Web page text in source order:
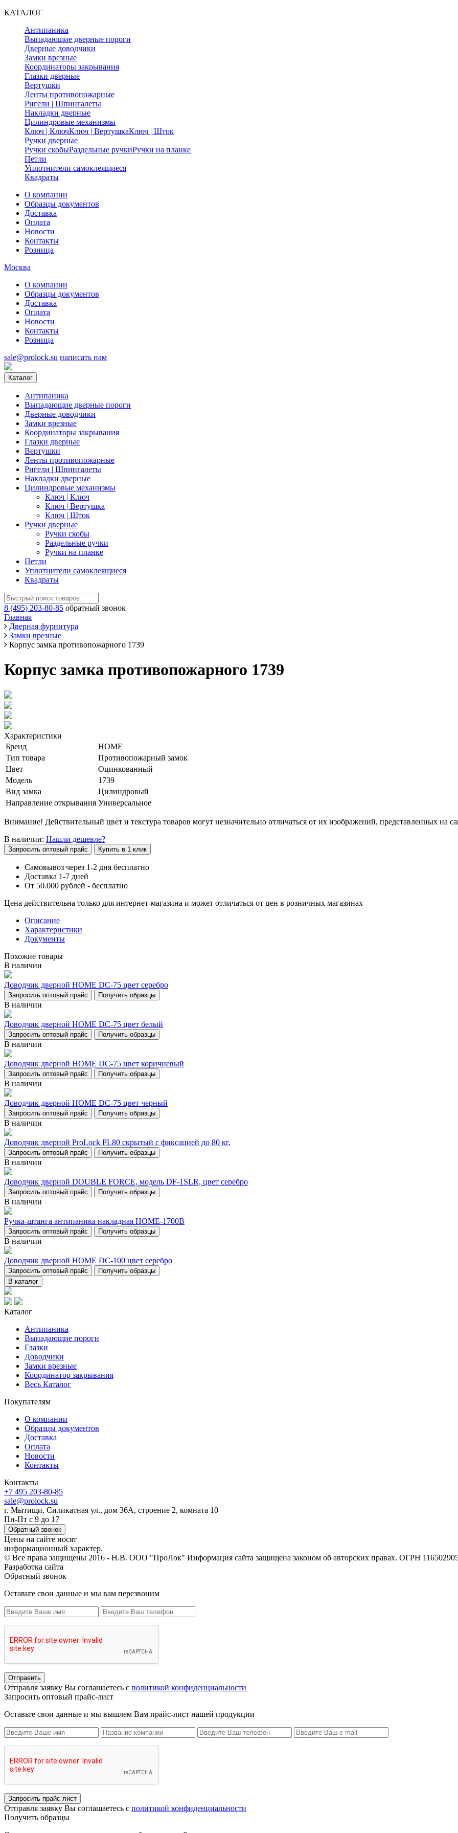
КАТАЛОГ
Антипаника
Выпадающие дверные пороги
Дверные доводчики
Замки врезные
Координаторы закрывания
Глазки дверные
Вертушки
Ленты противопожарные
Ригели | Шпингалеты
Накладки дверные
Цилиндровые механизмы
Ключ | КлючКлюч | ВертушкаКлюч | Шток
Ручки дверные
Ручки скобыРаздельные ручкиРучки на планке
Петли
Уплотнители самоклеящиеся
Квадраты
О компании
Образцы документов
Доставка
Оплата
Новости
Контакты
Розница
Москва
О компании
Образцы документов
Доставка
Оплата
Новости
Контакты
Розница
sale@prolock.su написать нам
Каталог
Антипаника
Выпадающие дверные пороги
Дверные доводчики
Замки врезные
Координаторы закрывания
Глазки дверные
Вертушки
Ленты противопожарные
Ригели | Шпингалеты
Накладки дверные
Цилиндровые механизмы
Ключ | Ключ
Ключ | Вертушка
Ключ | Шток
Ручки дверные
Ручки скобы
Раздельные ручки
Ручки на планке
Петли
Уплотнители самоклеящиеся
Квадраты
8 (495) 203-80-85 обратный звонок
Главная
Дверная фурнитура
Замки врезные
Корпус замка противопожарного 1739
Корпус замка противопожарного 1739
Характеристики
Бренд
HOME
Тип товара
Противопожарный замок
Цвет
Оцинкованный
Модель
1739
Вид замка
Цилиндровый
Направление открывания Универсальное
Внимание! Действительный цвет и текстура товаров могут незначительно отличаться от их изображений, представленных на
В наличии: Нашли дешевле?
Запросить оптовый прайс Купить в 1 клик
Самовывоз через 1-2 дня бесплатно
Доставка 1-7 дней
От 50.000 рублей - бесплатно
Цена действительна только для интернет-магазина и может отличаться от цен в розничных магазинах
Описание
Характеристики
Документы
Похожие товары
В наличии
Доводчик дверной НОМЕ DC-75 цвет серебро
Запросить оптовый прайс Получить образцы
В наличии
Доводчик дверной НОМЕ DC-75 цвет белый
Запросить оптовый прайс Получить образцы
В наличии
Доводчик дверной НОМЕ DC-75 цвет коричневый
Запросить оптовый прайс Получить образцы
В наличии
Доводчик дверной НОМЕ DC-75 цвет черный
Запросить оптовый прайс Получить образцы
В наличии
Доводчик дверной ProLock PL80 скрытый с фиксацией до 80 кг.
Запросить оптовый прайс Получить образцы
В наличии
Доводчик дверной DOUBLE FORCE, модель DF-1SLR, цвет серебро
Запросить оптовый прайс Получить образцы
В наличии
Ручка-штанга антипаника накладная НОМЕ-1700В
Запросить оптовый прайс Получить образцы
В наличии
Доводчик дверной НОМЕ DC-100 цвет серебро
Запросить оптовый прайс
Получить образцы
В каталог
Каталог
Антипаника
Выпадающие пороги
Глазки
Доводчики
Замки врезные
Координатор закрывания
Весь Каталог
Покупателям
О компании
Образцы документов
Доставка
Оплата
Новости
Контакты
Контакты
+7 495 203-80-85
sale@prolock.su
г. Мытищи, Силикатная ул., дом 36А, строение 2, комната 10
Пн-Пт с 9 до 17
Обратный звонок
Цены на сайте носят
информационный характер.
© Все права защищены 2016 - Н.В. ООО "ПроЛок" Информация сайта защищена законом об авторских правах. ОГРН
Разработка сайта
Обратный звонок
Оставьте свои данные и мы вам перезвоним
Отправить
Отправля заявку Вы соглашаетесь с политикой конфиденциальности
Запросить оптовый прайс-лист
Оставьте свои данные и мы вышлем Вам прайс-лист нашей продукции
Запросить прайс-лист
Отправля заявку Вы соглашаетесь с политикой конфиденциальности
Получить образцы